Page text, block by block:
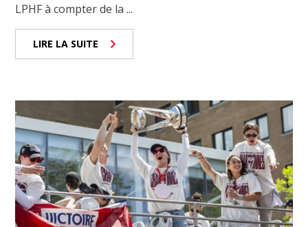
LPHF à compter de la ...
LIRE LA SUITE